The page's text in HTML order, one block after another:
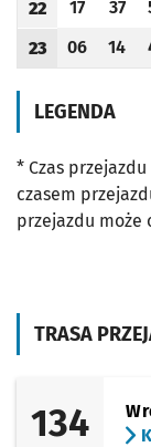
TRASA
134
Godzina
22
Odjazd
17
minut po
37
Godzina
23
Odjazd
06
minut po
14
LEGENDA
* Czas
czasem
przejazdu może